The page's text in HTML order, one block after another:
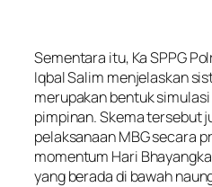
Sementara itu, Ka SPPG
Iqbal Salim menjelaskan
merupakan bentuk
pimpinan. Skema tersebut
pelaksanaan MBG secara
momentum Hari
yang berada di bawah